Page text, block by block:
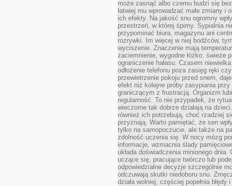
może zasnąć albo czemu budzi się
łatwiej mu wprowadzać małe zmiany i
ich efekty. Na jakość snu ogromny
przestrzeń, w której śpimy. Sypialnia
przypominać biura, magazynu ani
rozrywki. Im więcej w niej bodźców,
wyciszenie. Znaczenie mają
zaciemnienie, wygodne łóżko, świeże
ograniczenie hałasu. Czasem
odłożenie telefonu poza zasięg ręki czy
przewietrzenie pokoju przed snem,
efekt niż kolejne próby zasypiania przy
graniczącym z frustracją. Organizm
regularność. To nie przypadek, że
wieczorne tak dobrze działają na
również ich potrzebują, choć rzadziej
przyznają. Warto pamiętać, że sen
tylko na samopoczucie, ale także na
zdolność uczenia się. W nocy mózg
informacje, wzmacnia ślady
układa doświadczenia minionego dnia.
uczące się, pracujące twórczo lub
odpowiedzialne decyzje szczególnie
odczuwają skutki niedoboru snu.
działa wolniej, częściej popełnia błędy